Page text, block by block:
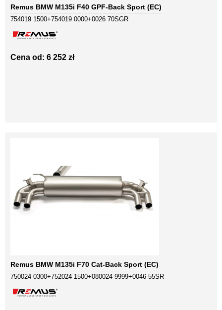
Remus BMW M135i F40 GPF-Back Sport (EC)
754019 1500+754019 0000+0026 70SGR
Cena od: 6 252 zł
Remus BMW M135i F70 Cat-Back Sport (EC)
750024 0300+752024 1500+080024 9999+0046 55SR